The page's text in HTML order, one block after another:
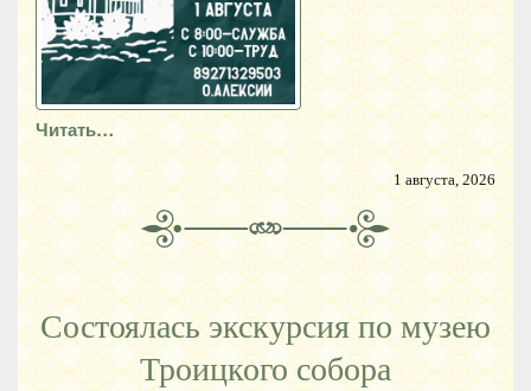
Читать…
1 августа, 2026
Состоялась экскурсия по музею
Троицкого собора